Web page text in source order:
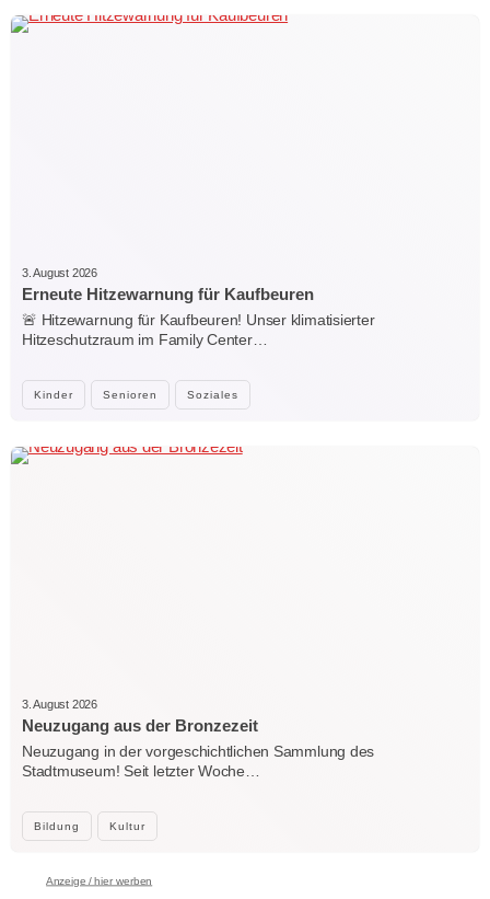
Kinder Senioren Soziales
3. August 2026
Erneute Hitzewarnung für Kaufbeuren
🚨 Hitzewarnung für Kaufbeuren! Unser klimatisierter
Hitzeschutzraum im Family Center…
Bildung Kultur
3. August 2026
Neuzugang aus der Bronzezeit
Neuzugang in der vorgeschichtlichen Sammlung des
Stadtmuseum! Seit letzter Woche…
Anzeige / hier werben